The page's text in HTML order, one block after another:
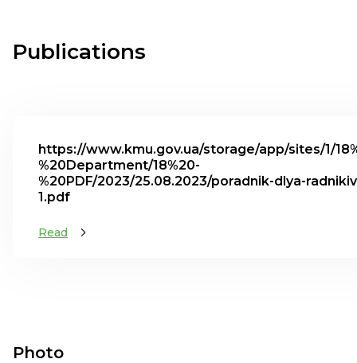
Publications
https://www.kmu.gov.ua/storage/app/sites/1/
%20Department/18%20-
%20PDF/2023/25.08.2023/poradnik-dlya-
1.pdf
Read
Photo